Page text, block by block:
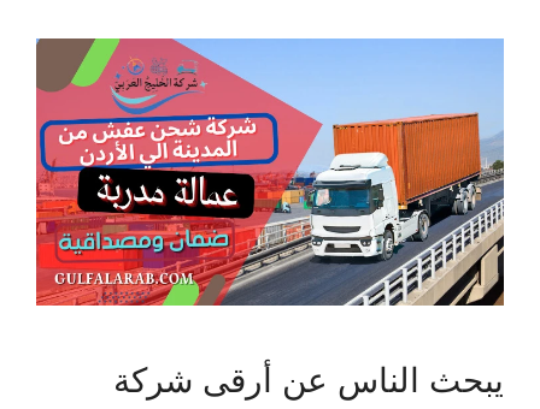
يبحث الناس عن أرقى شركة